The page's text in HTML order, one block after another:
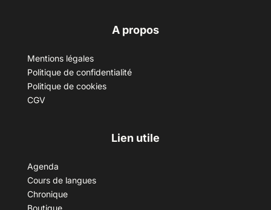
A propos
Mentions légales
Politique de confidentialité
Politique de cookies
CGV
Lien utile
Agenda
Cours de langues
Chronique
Boutique